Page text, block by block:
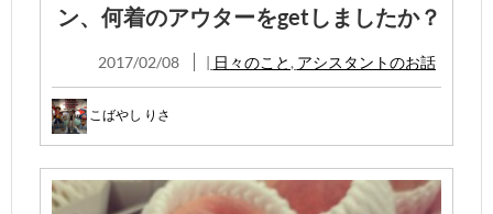
ン、何着のアウターをgetしましたか？
2017/02/08 | 日々のこと , アシスタントのお話
こばやし りさ